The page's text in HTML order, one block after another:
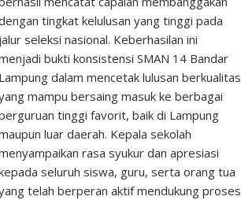
tingkat kelulusan yang tinggi pada
jalur seleksi nasional. Keberhasilan ini
bukti konsistensi SMAN 14 Bandar
Lampung dalam mencetak lulusan berkualitas
mampu bersaing masuk ke berbagai
tinggi favorit, baik di Lampung
luar daerah. Kepala sekolah
rasa syukur dan apresiasi
seluruh siswa, guru, serta orang tua
telah berperan aktif mendukung proses